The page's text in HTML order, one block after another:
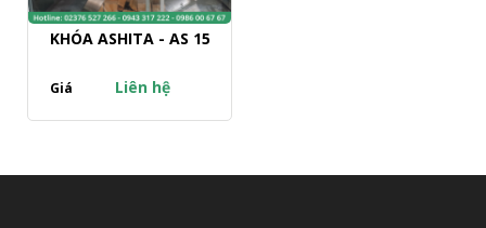
KHÓA ASHITA - AS 15
Giá Liên hệ